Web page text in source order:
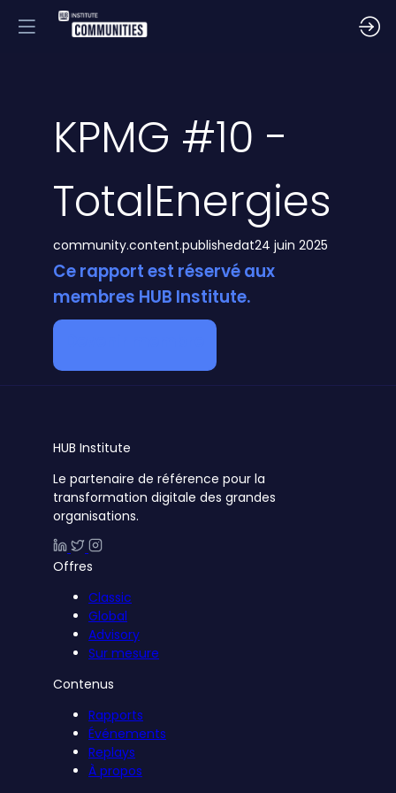
KPMG #10 -
TotalEnergies
community.content.publishedat24 juin 2025
Ce rapport est réservé aux
membres HUB Institute.
HUB Institute
Le partenaire de référence pour la
transformation digitale des grandes
organisations.
Offres
Classic
Global
Advisory
Sur mesure
Contenus
Rapports
Événements
Replays
À propos